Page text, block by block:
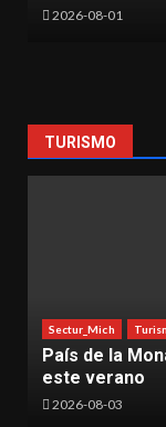
TURISMO
y aventura